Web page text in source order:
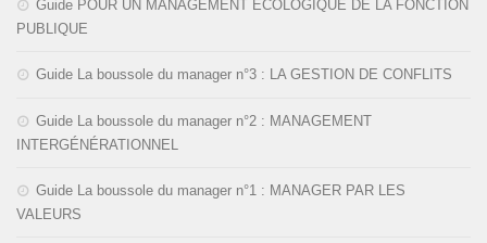
Guide POUR UN MANAGEMENT ECOLOGIQUE DE LA FONCTION
PUBLIQUE
Guide La boussole du manager n°3 : LA GESTION DE CONFLITS
Guide La boussole du manager n°2 : MANAGEMENT
INTERGÉNÉRATIONNEL
Guide La boussole du manager n°1 : MANAGER PAR LES
VALEURS